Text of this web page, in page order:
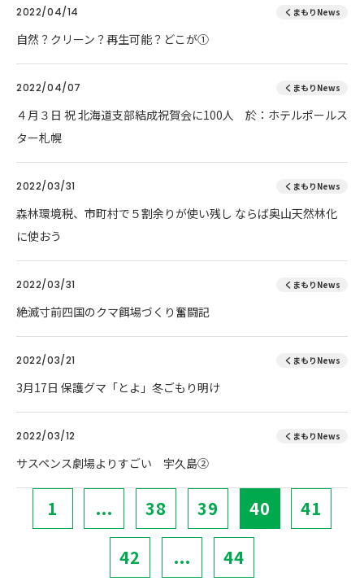
2022/04/14 くまもりNews
自然？クリーン？再生可能？どこが①
2022/04/07 くまもりNews
４月３日 祝 北海道支部結成祝賀会に100人 於：ホテルポールス
ター札幌
2022/03/31 くまもりNews
森林環境税、市町村で５割余りが使い残し ならば奥山天然林化
に使おう
2022/03/31 くまもりNews
絶滅寸前四国のクマ餌場づくり奮闘記
2022/03/21 くまもりNews
3月17日 保護グマ「とよ」冬ごもり明け
2022/03/12 くまもりNews
サスペンス劇場よりすごい 宇久島②
1 ... 38 39 40 41
42 ... 44